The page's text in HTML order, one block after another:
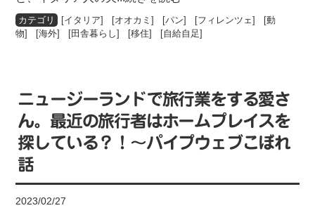
[イタリア] [オオカミ] [パン] [フィレンツェ] [動
物] [海外] [田舎暮らし] [移住] [自給自足]
ニュージーランドで旅行業をする愛さ
ん。最近の旅行者はホームプレイスを
探している？！～パイプウェブこぼれ
話
2023/02/27